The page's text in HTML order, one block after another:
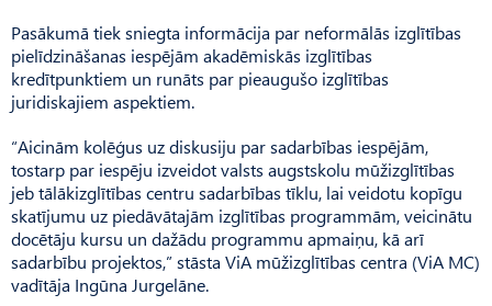
Pasākumā tiek sniegta informācija par neformālās izglītības
pielīdzināšanas iespējām akadēmiskās izglītības
kredītpunktiem un runāts par pieaugušo izglītības
juridiskajiem aspektiem.
“Aicinām kolēģus uz diskusiju par sadarbības iespējām,
tostarp par iespēju izveidot valsts augstskolu mūžizglītības
jeb tālākizglītības centru sadarbības tīklu, lai veidotu kopīgu
skatījumu uz piedāvātajām izglītības programmām, veicinātu
docētāju kursu un dažādu programmu apmaiņu, kā arī
sadarbību projektos,” stāsta ViA mūžizglītības centra (ViA MC)
vadītāja Ingūna Jurgelāne.